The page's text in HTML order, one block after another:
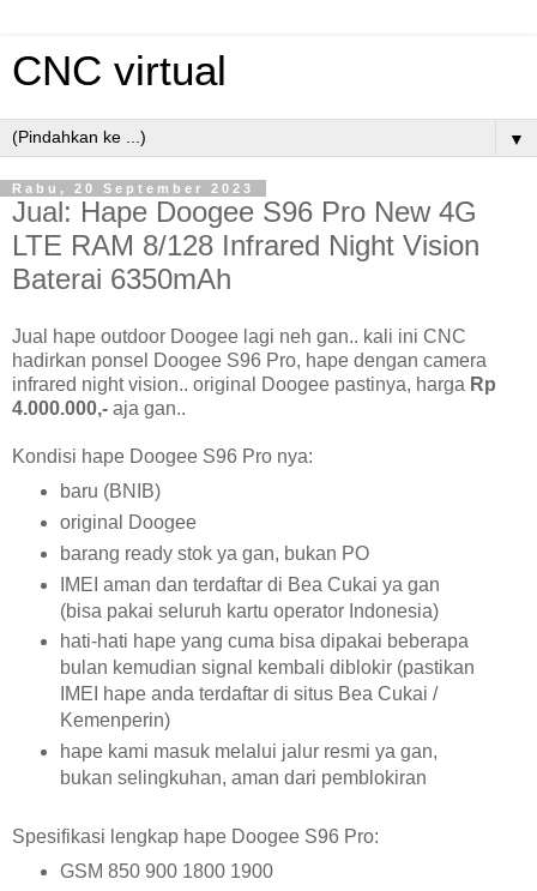
CNC virtual
▼
Rabu, 20 September 2023
Jual: Hape Doogee S96 Pro New 4G
LTE RAM 8/128 Infrared Night Vision
Baterai 6350mAh
Jual hape outdoor Doogee lagi neh gan.. kali ini CNC
hadirkan ponsel Doogee S96 Pro, hape dengan camera
infrared night vision.. original Doogee pastinya, harga Rp
4.000.000,- aja gan..
Kondisi hape Doogee S96 Pro nya:
baru (BNIB)
original Doogee
barang ready stok ya gan, bukan PO
IMEI aman dan terdaftar di Bea Cukai ya gan
(bisa pakai seluruh kartu operator Indonesia)
hati-hati hape yang cuma bisa dipakai beberapa
bulan kemudian signal kembali diblokir (pastikan
IMEI hape anda terdaftar di situs Bea Cukai /
Kemenperin)
hape kami masuk melalui jalur resmi ya gan,
bukan selingkuhan, aman dari pemblokiran
Spesifikasi lengkap hape Doogee S96 Pro:
GSM 850 900 1800 1900